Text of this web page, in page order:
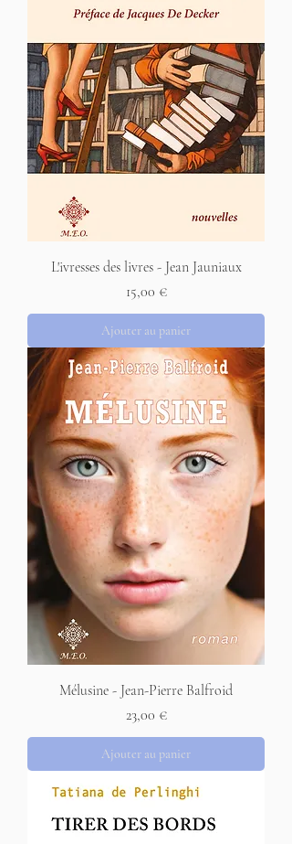
L'ivresses des livres - Jean Jauniaux
Prix
15,00 €
Ajouter au panier
Mélusine - Jean-Pierre Balfroid
Prix
23,00 €
Ajouter au panier